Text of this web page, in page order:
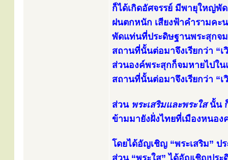
ก็ได้เกิดอัศจรรย์ มีพายุใหญ่พั
ฝนตกหนัก เสียงฟ้าคำรามคะ
พัดแท่นที่ประดิษฐานพระสุกจ
สถานที่นั้นต่อมาจึงเรียกว่า “เ
ส่วนองค์พระสุกก็จมหายไปใ
สถานที่นั้นต่อมาจึงเรียกว่า “เ
ส่วน พระเสริมและพระใส นั้น
ข้ามมายังฝั่งไทยที่เมืองหนอง
โดยได้อัญเชิญ “พระเสริม” ป
ส่วน “พระใส” ได้อัญเชิญปร